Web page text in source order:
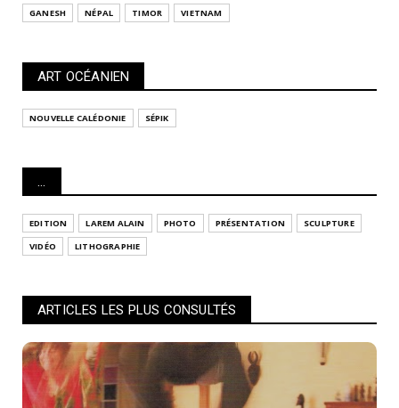
GANESH NÉPAL TIMOR VIETNAM
ART OCÉANIEN
NOUVELLE CALÉDONIE SÉPIK
...
EDITION LAREM ALAIN PHOTO PRÉSENTATION
SCULPTURE
VIDÉO
LITHOGRAPHIE
ARTICLES LES PLUS CONSULTÉS